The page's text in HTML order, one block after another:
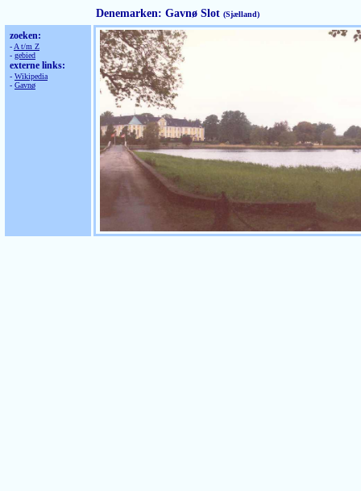
Denemarken: Gavnø Slot (Sjælland)
zoeken:
- A t/m Z
- gebied
externe links:
- Wikipedia
- Gavnø